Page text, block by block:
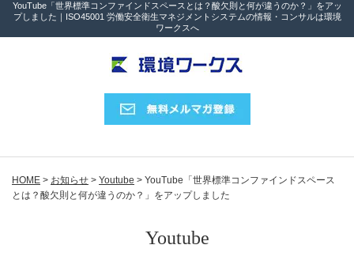
YouTube「世界標準コンファインドスペースとは？酸欠則と何が違うのか？」をアッ
プしました｜ISO45001 労働安全衛生マネジメントシステムの情報・コンサルは環境
ワークスへ
HOME > お知らせ > Youtube > YouTube「世界標準コンファインドスペース
とは？酸欠則と何が違うのか？」をアップしました
Youtube